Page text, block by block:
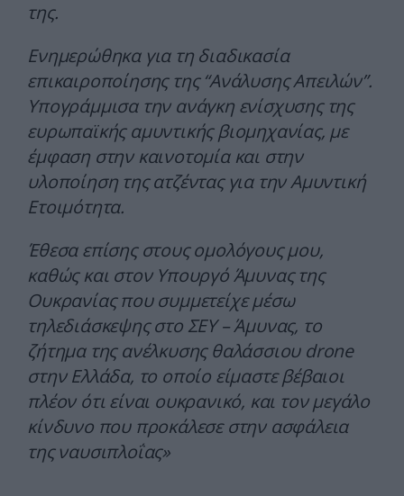
της.
Ενημερώθηκα για τη διαδικασία
επικαιροποίησης της “Ανάλυσης Απειλών”.
Υπογράμμισα την ανάγκη ενίσχυσης της
ευρωπαϊκής αμυντικής βιομηχανίας, με
έμφαση στην καινοτομία και στην
υλοποίηση της ατζέντας για την Αμυντική
Ετοιμότητα.
Έθεσα επίσης στους ομολόγους μου,
καθώς και στον Υπουργό Άμυνας της
Ουκρανίας που συμμετείχε μέσω
τηλεδιάσκεψης στο ΣΕΥ – Άμυνας, το
ζήτημα της ανέλκυσης θαλάσσιου drone
στην Ελλάδα, το οποίο είμαστε βέβαιοι
πλέον ότι είναι ουκρανικό, και τον μεγάλο
κίνδυνο που προκάλεσε στην ασφάλεια
της ναυσιπλοΐας»